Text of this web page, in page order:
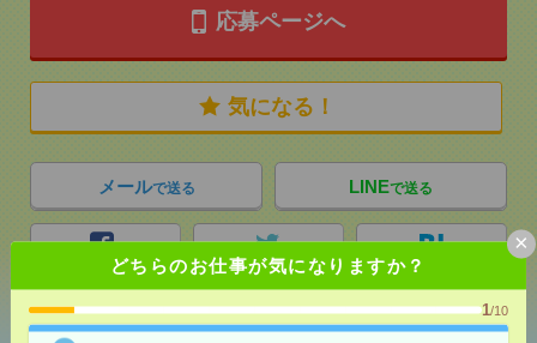
どちらのお仕事が気になりますか？
1/10
×
応募ページへ
気になる！
メールで送る LINEで送る
シェア ツイート ブックマーク